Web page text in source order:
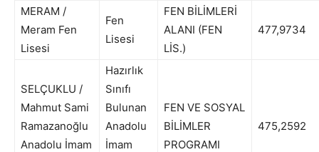
MERAM /
Meram Fen
Lisesi
Fen
Lisesi
FEN BİLİMLERİ
ALANI (FEN
LİS.)
477,9734
SELÇUKLU /
Mahmut Sami
Ramazanoğlu
Anadolu İmam
Hazırlık
Sınıfı
Bulunan
Anadolu
İmam
FEN VE SOSYAL
BİLİMLER
PROGRAMI
475,2592